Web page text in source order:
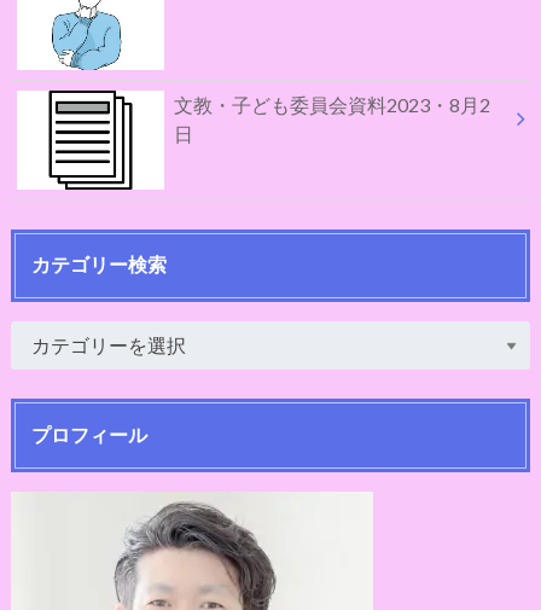
文教・子ども委員会資料2023・8月2
日
カテゴリー検索
プロフィール